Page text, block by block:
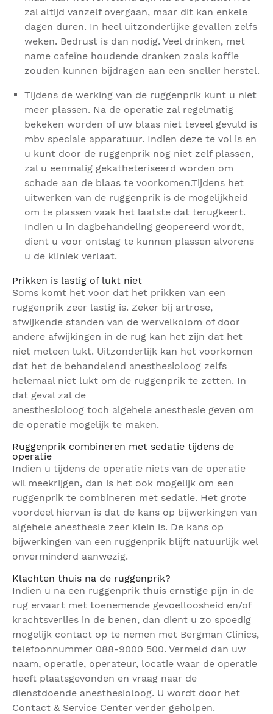
zal altijd vanzelf overgaan, maar dit kan enkele
dagen duren. In heel uitzonderlijke gevallen zelfs
weken. Bedrust is dan nodig. Veel drinken, met
name cafeïne houdende dranken zoals koffie
zouden kunnen bijdragen aan een sneller herstel.
Tijdens de werking van de ruggenprik kunt u niet
meer plassen. Na de operatie zal regelmatig
bekeken worden of uw blaas niet teveel gevuld is
mbv speciale apparatuur. Indien deze te vol is en
u kunt door de ruggenprik nog niet zelf plassen,
zal u eenmalig gekatheteriseerd worden om
schade aan de blaas te voorkomen.Tijdens het
uitwerken van de ruggenprik is de mogelijkheid
om te plassen vaak het laatste dat terugkeert.
Indien u in dagbehandeling geopereerd wordt,
dient u voor ontslag te kunnen plassen alvorens
u de kliniek verlaat.
Prikken is lastig of lukt niet
Soms komt het voor dat het prikken van een
ruggenprik zeer lastig is. Zeker bij artrose,
afwijkende standen van de wervelkolom of door
andere afwijkingen in de rug kan het zijn dat het
niet meteen lukt. Uitzonderlijk kan het voorkomen
dat het de behandelend anesthesioloog zelfs
helemaal niet lukt om de ruggenprik te zetten. In
dat geval zal de
anesthesioloog toch algehele anesthesie geven om
de operatie mogelijk te maken.
Ruggenprik combineren met sedatie tijdens de
operatie
Indien u tijdens de operatie niets van de operatie
wil meekrijgen, dan is het ook mogelijk om een
ruggenprik te combineren met sedatie. Het grote
voordeel hiervan is dat de kans op bijwerkingen van
algehele anesthesie zeer klein is. De kans op
bijwerkingen van een ruggenprik blijft natuurlijk wel
onverminderd aanwezig.
Klachten thuis na de ruggenprik?
Indien u na een ruggenprik thuis ernstige pijn in de
rug ervaart met toenemende gevoelloosheid en/of
krachtsverlies in de benen, dan dient u zo spoedig
mogelijk contact op te nemen met Bergman Clinics,
telefoonnummer 088-9000 500. Vermeld dan uw
naam, operatie, operateur, locatie waar de operatie
heeft plaatsgevonden en vraag naar de
dienstdoende anesthesioloog. U wordt door het
Contact & Service Center verder geholpen.